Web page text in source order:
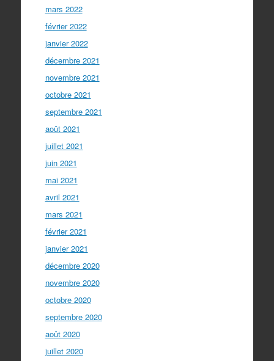
mars 2022
février 2022
janvier 2022
décembre 2021
novembre 2021
octobre 2021
septembre 2021
août 2021
juillet 2021
juin 2021
mai 2021
avril 2021
mars 2021
février 2021
janvier 2021
décembre 2020
novembre 2020
octobre 2020
septembre 2020
août 2020
juillet 2020